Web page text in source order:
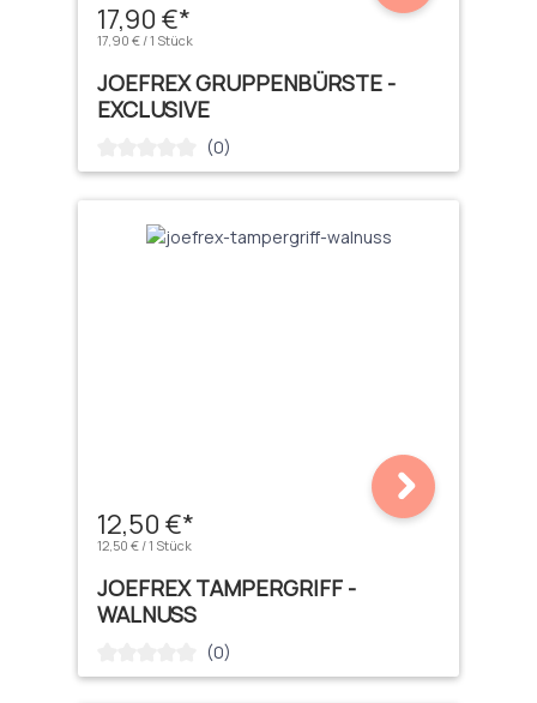
17,90 €*
17,90 € / 1 Stück
JOEFREX GRUPPENBÜRSTE -
EXCLUSIVE
Durchschnittliche Bewertung von 0 von 5 Sternen
(0)
12,50 €*
12,50 € / 1 Stück
JOEFREX TAMPERGRIFF -
WALNUSS
Durchschnittliche Bewertung von 0 von 5 Sternen
(0)